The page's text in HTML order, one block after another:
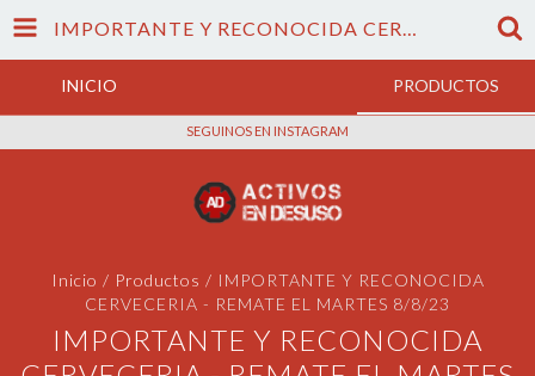
IMPORTANTE Y RECONOCIDA CERVECERIA - REMATE EL MARTES 8/8/23
INICIO PRODUCTOS
SEGUINOS EN INSTAGRAM
Inicio / Productos / IMPORTANTE Y RECONOCIDA
CERVECERIA - REMATE EL MARTES 8/8/23
IMPORTANTE Y RECONOCIDA